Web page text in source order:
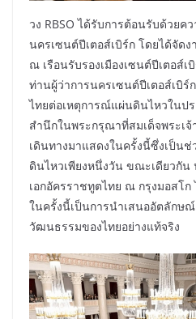
วง RBSO ได้รับการต้อนรับด้วยค
นครเซนต์ปีเตอส์เบิร์ก โดยได้จัด
ณ เรือนรับรองเมืองเซนต์ปีเตอส์
ท่านผู้ว่าการนครเซนต์ปีเตอส์เบิร์
ไทยต่อเหตุการณ์แผ่นดินไหวในป
สำนึกในพระกรุณาที่สมเด็จพระเจ้
เดินทางมาแสดงในครั้งนี้ซึ่งเป็น
ดินไหวเพียงหนึ่งวัน ขณะเดียวกั
เอกอัครราชทูตไทย ณ กรุงมอสโ
ในครั้งนี้เป็นการนำเสนออัตลักษ
วัฒนธรรมของไทยอย่างแท้จริง